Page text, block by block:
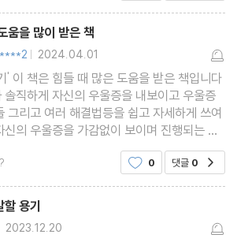
움을 많이 받은 책
| 2024.04.01
' 이 책은 힘들 때 많은 도움을 받은 책입니다
솔직하게 자신의 우울증을 내보이고 우울증
그리고 여러 해결법등을 쉽고 자세하게 쓰여
의 우울증을 가감없이 보이며 진행되는 글
0 댓글 0
할 용기
2023.12.20